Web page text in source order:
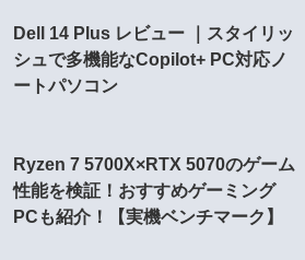
Dell 14 Plus レビュー ｜スタイリッ
シュで多機能なCopilot+ PC対応ノ
ートパソコン
Ryzen 7 5700X×RTX 5070のゲーム
性能を検証！おすすめゲーミング
PCも紹介！【実機ベンチマーク】